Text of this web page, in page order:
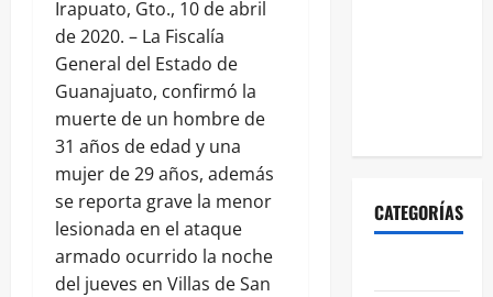
Irapuato, Gto., 10 de abril
de 2020. – La Fiscalía
General del Estado de
Guanajuato, confirmó la
muerte de un hombre de
31 años de edad y una
mujer de 29 años, además
se reporta grave la menor
lesionada en el ataque
armado ocurrido la noche
del jueves en Villas de San
CATEGORÍAS